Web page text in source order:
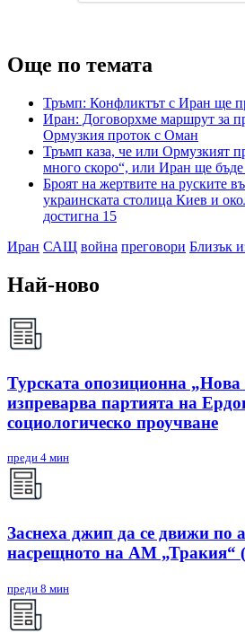
Още по темата
Тръмп: Конфликтът с Иран ще
Иран: Договорхме маршрут за
Ормузкия проток с Оман
Тръмп каза, че или Ормузкият
много скоро“, или Иран ще
Броят на жертвите на руските
украинската столица Киев и
достигна 15
Иран САЩ война преговори Близък
Най-ново
Турската опозиционна „Нова
изпреварва партията на
социологическо проучване
преди 4 мин
Заснеха джип да се движи по
насрещното на АМ
преди 8 мин